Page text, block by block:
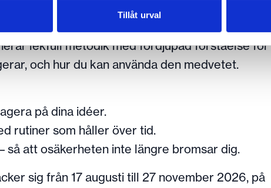
Tillåt urval
Under femton veckor får du verktyg, struktur
kreativa förmåga, både i ditt skapande och i
lekfull metodik med fördjupad förståelse för
och hur du kan använda den medvetet.
på dina idéer.
rutiner som håller över tid.
så att osäkerheten inte längre bromsar dig.
sig från 17 augusti till 27 november 2026, på